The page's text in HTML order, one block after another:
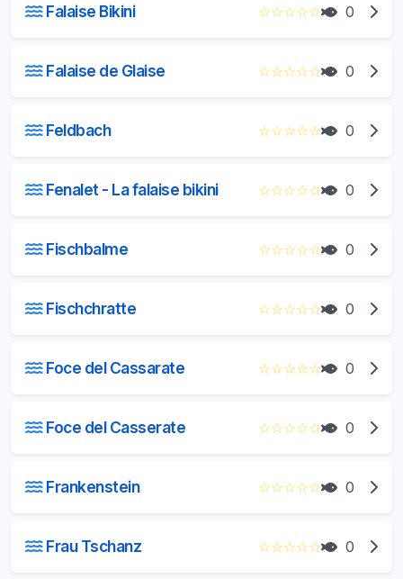
Falaise Bikini ☆☆☆☆☆ 0
Falaise de Glaise ☆☆☆☆☆ 0
Feldbach ☆☆☆☆☆ 0
Fenalet - La falaise bikini ☆☆☆☆☆ 0
Fischbalme ☆☆☆☆☆ 0
Fischchratte ☆☆☆☆☆ 0
Foce del Cassarate ☆☆☆☆☆ 0
Foce del Casserate ☆☆☆☆☆ 0
Frankenstein ☆☆☆☆☆ 0
Frau Tschanz ☆☆☆☆☆ 0